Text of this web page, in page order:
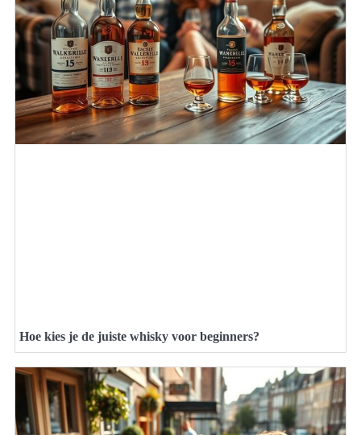
Hoe kies je de juiste whisky voor beginners?